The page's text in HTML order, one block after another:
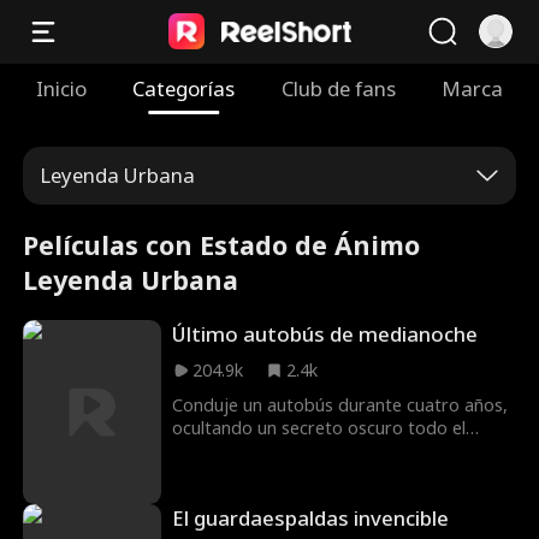
Inicio Categorías Club de fans Marca
Leyenda Urbana
Películas con Estado de Ánimo
Leyenda Urbana
Último autobús de medianoche
204.9k
2.4k
Conduje un autobús durante cuatro años,
ocultando un secreto oscuro todo el
convirtieron en autobuses. Puede que no
El guardaespaldas invencible